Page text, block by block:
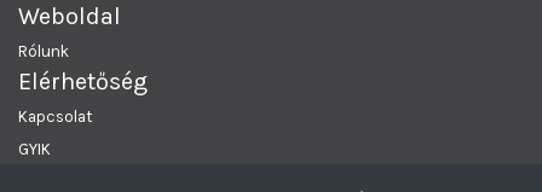
Weboldal
Rólunk
Elérhetőség
Kapcsolat
GYIK